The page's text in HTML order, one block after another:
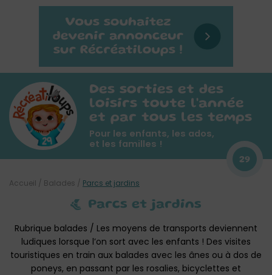
Des sorties et des
loisirs toute l'année
et par tous les temps
Pour les enfants, les ados,
et les familles !
29
Parcs et jardins
Rubrique balades / Les moyens de transports deviennent
ludiques lorsque l’on sort avec les enfants ! Des visites
touristiques en train aux balades avec les ânes ou à dos de
poneys, en passant par les rosalies, bicyclettes et
Accueil / Balades / Parcs et jardins